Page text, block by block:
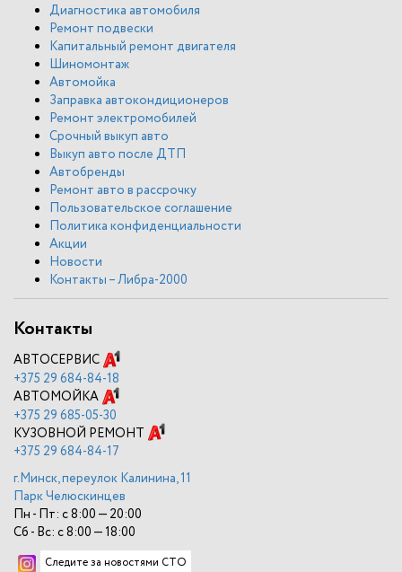
Диагностика автомобиля
Ремонт подвески
Капитальный ремонт двигателя
Шиномонтаж
Автомойка
Заправка автокондиционеров
Ремонт электромобилей
Срочный выкуп авто
Выкуп авто после ДТП
Автобренды
Ремонт авто в рассрочку
Пользовательское соглашение
Политика конфиденциальности
Акции
Новости
Контакты – Либра-2000
Контакты
АВТОСЕРВИС
+375 29 684-84-18
АВТОМОЙКА
+375 29 685-05-30
КУЗОВНОЙ РЕМОНТ
+375 29 684-84-17
г.Минск, переулок Калинина, 11
Парк Челюскинцев
Пн - Пт: с 8:00 — 20:00
Сб - Вс: с 8:00 — 18:00
Следите за новостями СТО